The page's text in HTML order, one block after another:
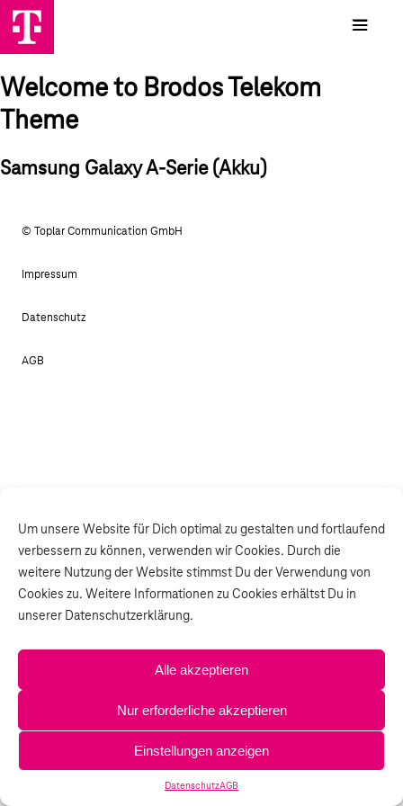
Um unsere Website für Dich optimal zu gestalten und fortlaufend
verbessern zu können, verwenden wir Cookies. Durch die
weitere Nutzung der Website stimmst Du der Verwendung von
Cookies zu. Weitere Informationen zu Cookies erhältst Du in
unserer Datenschutzerklärung.
Alle akzeptieren
Nur erforderliche akzeptieren
Einstellungen anzeigen
DatenschutzAGB
Welcome to Brodos Telekom
Theme
Samsung Galaxy A-Serie (Akku)
© Toplar Communication GmbH
Impressum
Datenschutz
AGB